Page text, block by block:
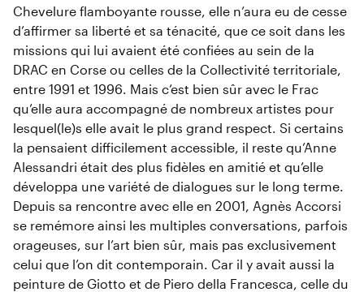
Chevelure flamboyante rousse, elle n’aura eu de cesse
d’affirmer sa liberté et sa ténacité, que ce soit dans les
missions qui lui avaient été confiées au sein de la
DRAC en Corse ou celles de la Collectivité territoriale,
entre 1991 et 1996. Mais c’est bien sûr avec le Frac
qu’elle aura accompagné de nombreux artistes pour
lesquel(le)s elle avait le plus grand respect. Si certains
la pensaient difficilement accessible, il reste qu’Anne
Alessandri était des plus fidèles en amitié et qu’elle
développa une variété de dialogues sur le long terme.
Depuis sa rencontre avec elle en 2001, Agnès Accorsi
se remémore ainsi les multiples conversations, parfois
orageuses, sur l’art bien sûr, mais pas exclusivement
celui que l’on dit contemporain. Car il y avait aussi la
peinture de Giotto et de Piero della Francesca, celle du